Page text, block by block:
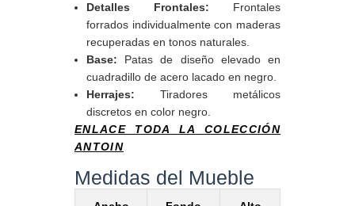
Detalles Frontales: Frontales
forrados individualmente con maderas
recuperadas en tonos naturales.
Base: Patas de diseño elevado en
cuadradillo de acero lacado en negro.
Herrajes: Tiradores metálicos
discretos en color negro.
ENLACE TODA LA COLECCIÓN
ANTOIN
Medidas del Mueble